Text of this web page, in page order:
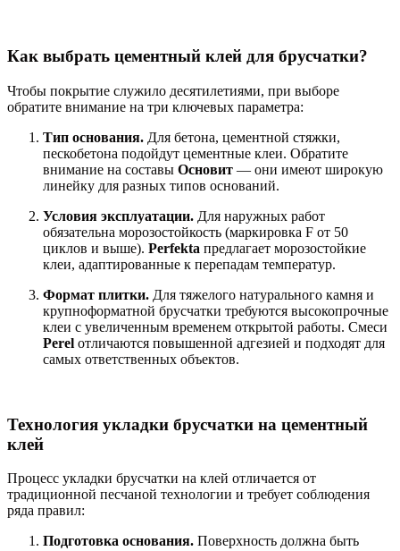
Как выбрать цементный клей для брусчатки?
Чтобы покрытие служило десятилетиями, при выборе
обратите внимание на три ключевых параметра:
Тип основания. Для бетона, цементной стяжки,
пескобетона подойдут цементные клеи. Обратите
внимание на составы Основит — они имеют широкую
линейку для разных типов оснований.
Условия эксплуатации. Для наружных работ
обязательна морозостойкость (маркировка F от 50
циклов и выше). Perfekta предлагает морозостойкие
клеи, адаптированные к перепадам температур.
Формат плитки. Для тяжелого натурального камня и
крупноформатной брусчатки требуются высокопрочные
клеи с увеличенным временем открытой работы. Смеси
Perel отличаются повышенной адгезией и подходят для
самых ответственных объектов.
Технология укладки брусчатки на цементный
клей
Процесс укладки брусчатки на клей отличается от
традиционной песчаной технологии и требует соблюдения
ряда правил:
Подготовка основания. Поверхность должна быть